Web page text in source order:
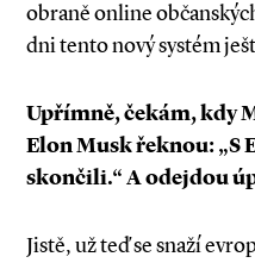
obraně online
dni tento nový systém
Upřímně, čekám, kdy
Elon Musk řeknou: „S
skončili.“ A odejdou
Jistě, už teď se snaží